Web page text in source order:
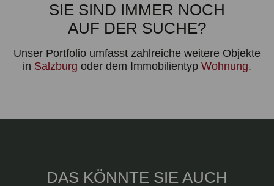
SIE SIND IMMER NOCH
AUF DER SUCHE?
Unser Portfolio umfasst zahlreiche weitere Objekte
in Salzburg oder dem Immobilientyp Wohnung.
DAS KÖNNTE SIE AUCH